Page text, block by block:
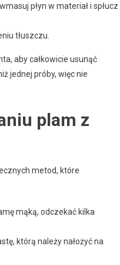
płyn w materiał i spłucz
tłuszczu.
aby całkowicie usunąć
jednej próby, więc nie
plam z
metod, które
mąką, odczekać kilka
którą należy nałożyć na